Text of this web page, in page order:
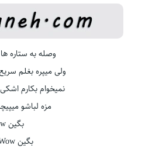
وصله به ستاره
ولی میپره بغلم
نمیخوام بکارم
مزه لباشو
بگین Wow
بگین Wow Wow